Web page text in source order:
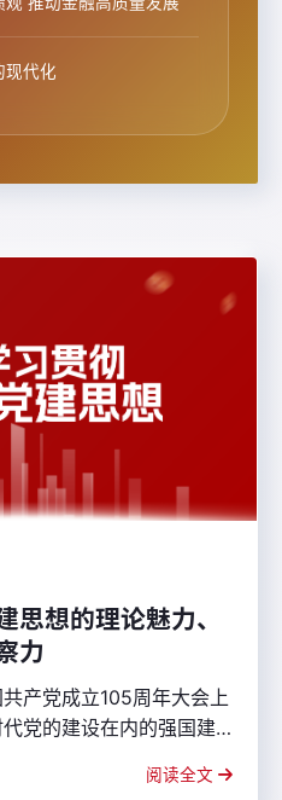
现代化
思想的理论魅力、
力
产党成立105周年大会上
党的建设在内的强国建
阅读全文